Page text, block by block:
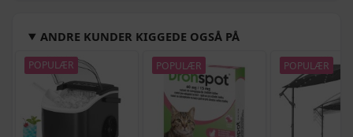
ANDRE KUNDER KIGGEDE OGSÅ PÅ
POPULÆR POPULÆR POPULÆR